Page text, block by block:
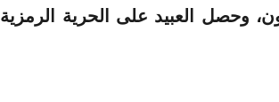
وحصل العبيد على الحرية الرمزية